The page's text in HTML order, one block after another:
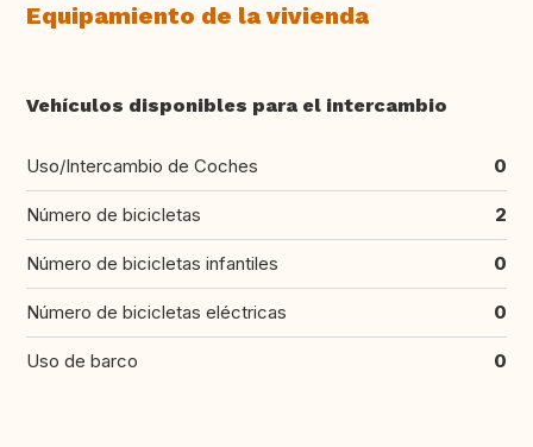
Equipamiento de la vivienda
Vehículos disponibles para el intercambio
Uso/Intercambio de Coches 0
Número de bicicletas 2
Número de bicicletas infantiles 0
Número de bicicletas eléctricas 0
Uso de barco 0